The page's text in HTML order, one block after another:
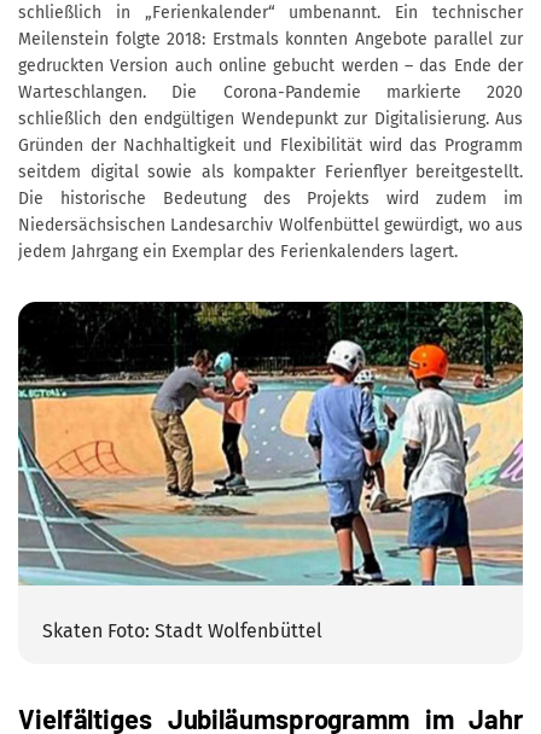
schließlich in „Ferienkalender“ umbenannt. Ein technischer
Meilenstein folgte 2018: Erstmals konnten Angebote parallel zur
gedruckten Version auch online gebucht werden – das Ende der
Warteschlangen. Die Corona-Pandemie markierte 2020
schließlich den endgültigen Wendepunkt zur Digitalisierung. Aus
Gründen der Nachhaltigkeit und Flexibilität wird das Programm
seitdem digital sowie als kompakter Ferienflyer bereitgestellt.
Die historische Bedeutung des Projekts wird zudem im
Niedersächsischen Landesarchiv Wolfenbüttel gewürdigt, wo aus
jedem Jahrgang ein Exemplar des Ferienkalenders lagert.
Skaten Foto: Stadt Wolfenbüttel
Vielfältiges Jubiläumsprogramm im Jahr